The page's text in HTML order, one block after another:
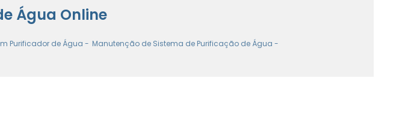
Água Online
Purificador de Água - Manutenção de Sistema de Purificação de Água -